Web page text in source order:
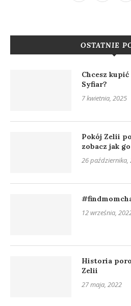
OSTATNIE
Chcesz
Syfiar?
7 kwietnia, 2025
Pokój Zelii
zobacz jak
26 października,
12 września,
Historia
Zelii
27 maja, 2022